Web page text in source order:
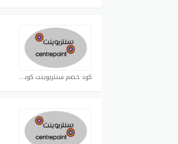
كود خصم سنتربوينت كوبون